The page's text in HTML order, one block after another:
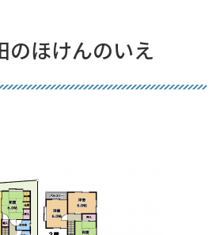
のほけんのいえ